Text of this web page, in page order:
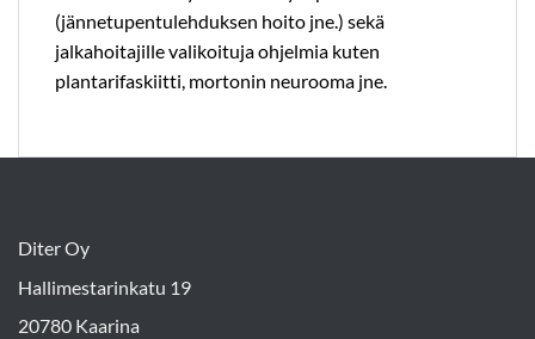
(jännetupentulehduksen hoito jne.) sekä
jalkahoitajille valikoituja ohjelmia kuten
plantarifaskiitti, mortonin neurooma jne.
Diter Oy
Hallimestarinkatu 19
20780 Kaarina